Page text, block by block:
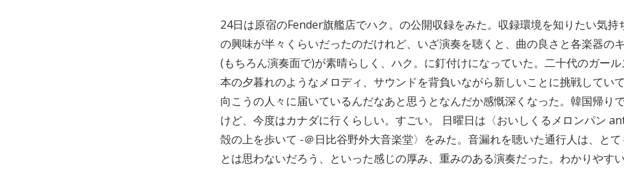
24日は原宿のFender旗艦店でハク。の公開収録をみた。収録環境を知りたい気持
の興味が半々くらいだったのだけれど、いざ演奏を聴くと、曲の良さと各楽器の
(もちろん演奏面で)が素晴らしく、ハク。に釘付けになっていた。二十代のガー
本の夕暮れのようなメロディ、サウンドを背負いながら新しいことに挑戦してい
向こうの人々に届いているんだなあと思うとなんだか感慨深くなった。韓国帰り
けど、今度はカナダに行くらしい。すごい。 日曜日は〈おいしくるメロンパン
殻の上を歩いて -＠日比谷野外大音楽堂〉をみた。音漏れを聴いた通行人は、と
とは思わないだろう、といった感じの厚み、重みのある演奏だった。わかりやす